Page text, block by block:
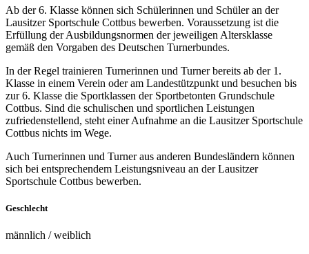
Ab der 6. Klasse können sich Schülerinnen und Schüler an der
Lausitzer Sportschule Cottbus bewerben. Voraussetzung ist die
Erfüllung der Ausbildungsnormen der jeweiligen Altersklasse
gemäß den Vorgaben des Deutschen Turnerbundes.
In der Regel trainieren Turnerinnen und Turner bereits ab der 1.
Klasse in einem Verein oder am Landestützpunkt und besuchen bis
zur 6. Klasse die Sportklassen der Sportbetonten Grundschule
Cottbus. Sind die schulischen und sportlichen Leistungen
zufriedenstellend, steht einer Aufnahme an die Lausitzer Sportschule
Cottbus nichts im Wege.
Auch Turnerinnen und Turner aus anderen Bundesländern können
sich bei entsprechendem Leistungsniveau an der Lausitzer
Sportschule Cottbus bewerben.
Geschlecht
männlich / weiblich